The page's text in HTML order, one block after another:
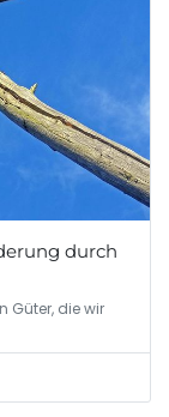
durch
Güter, die wir